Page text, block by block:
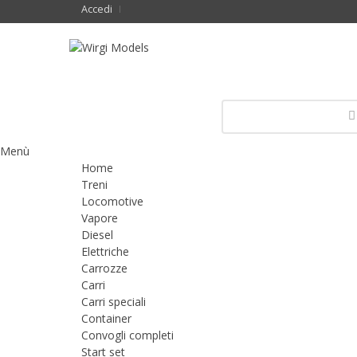
Accedi
Menù
Home
Treni
Locomotive
Vapore
Diesel
Elettriche
Carrozze
Carri
Carri speciali
Container
Convogli completi
Start set